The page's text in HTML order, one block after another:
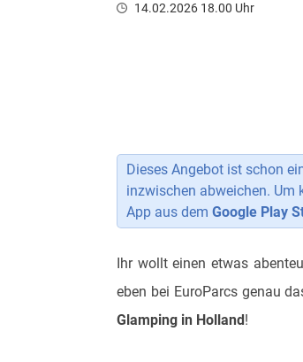
14.02.2026 18.00 Uhr
Dieses Angebot ist schon
inzwischen abweichen. Um
App aus dem Google Play
Ihr wollt einen etwas
eben bei EuroParcs genau
Glamping in Holland!